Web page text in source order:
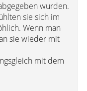
wurden.
sie sich im
Wenn man
sie wieder mit
mit dem